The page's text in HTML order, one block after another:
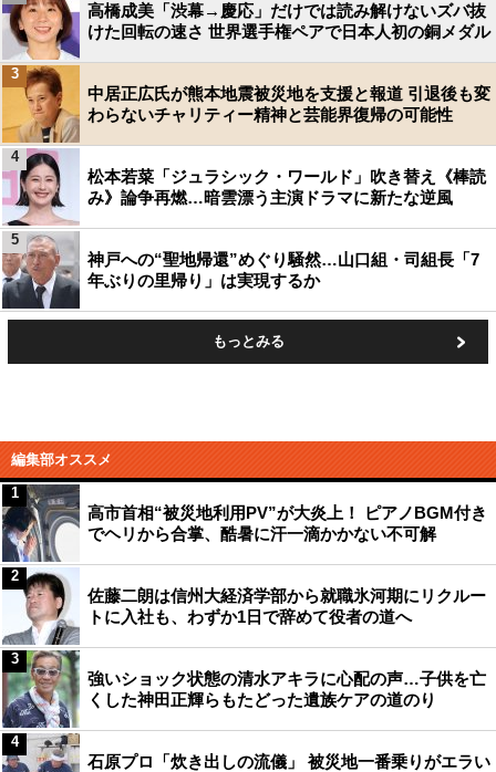
高橋成美「渋幕→慶応」だけでは読み解けないズバ抜
けた回転の速さ 世界選手権ペアで日本人初の銅メダル
中居正広氏が熊本地震被災地を支援と報道 引退後も変
わらないチャリティー精神と芸能界復帰の可能性
3
松本若菜「ジュラシック・ワールド」吹き替え《棒読
み》論争再燃…暗雲漂う主演ドラマに新たな逆風
4
神戸への“聖地帰還”めぐり騒然…山口組・司組長「7
年ぶりの里帰り」は実現するか
5
もっとみる
編集部オススメ
高市首相“被災地利用PV”が大炎上！ ピアノBGM付き
でヘリから合掌、酷暑に汗一滴かかない不可解
1
佐藤二朗は信州大経済学部から就職氷河期にリクルー
トに入社も、わずか1日で辞めて役者の道へ
2
強いショック状態の清水アキラに心配の声…子供を亡
くした神田正輝らもたどった遺族ケアの道のり
3
石原プロ「炊き出しの流儀」 被災地一番乗りがエラい
4